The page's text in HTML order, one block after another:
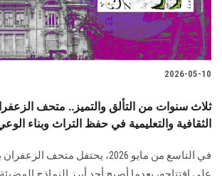
2026-05-10
ثلاث سنوات من التألق والتميز.. متحف
الثقافية والتعليمية في حفظ التراث وبناء
في التاسع من مايو 2026، يحتفل